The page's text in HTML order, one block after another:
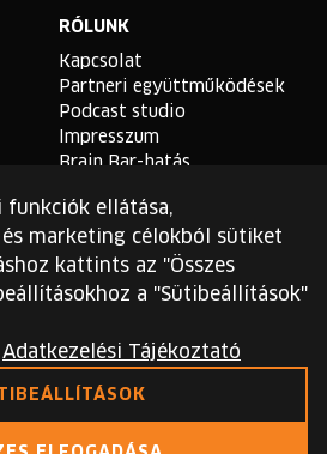
RÓLUNK
Kapcsolat
Partneri együttműködések
Podcast studio
Impresszum
Brain Bar-hatás
védi, és a Google
funkciók ellátása,
marketing célokból sütiket
kattints az "Összes
a "Sütibeállítások"
Adatkezelési Tájékoztató